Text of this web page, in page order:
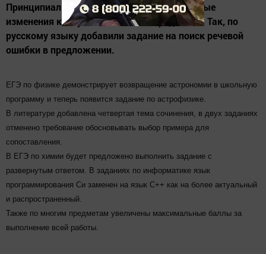
Принципиальных новшеств нет. Но некоторые
изменения коснутся нескольких предметов. Так, по
русскому языку добавили задание на поиск речевой
ошибки в предложении.
ЕГЭ по физике демонстрирует возвращение астрономии в школьную
программу и теперь появится задание по астрофизике.
В литературе добавлена четвертая тема сочинения, в двух заданиях
отменено требование обосновывать выбор примера для
сопоставления.
В ЕГЭ по химии будет предложено выполнить задание с
развернутым ответом. В заданиях по информатике язык
программирования Си заменен на язык С++ как на более актуальный
и распространенный.
Также по многим предметам увеличены максимальные баллы за
выполнение всей работы.